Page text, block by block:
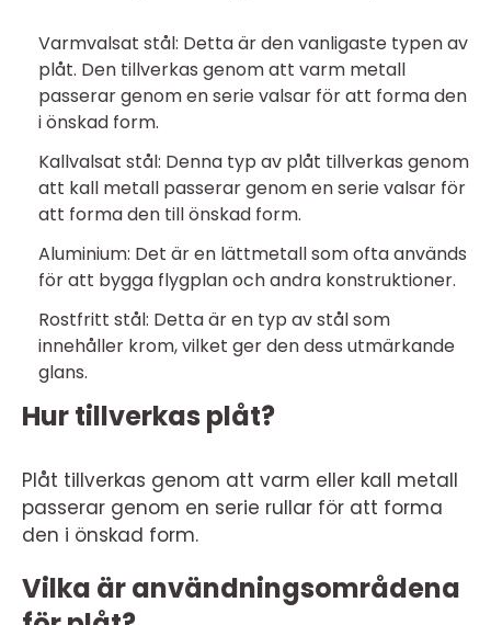
Varmvalsat stål: Detta är den vanligaste typen av
plåt. Den tillverkas genom att varm metall
passerar genom en serie valsar för att forma den
i önskad form.
Kallvalsat stål: Denna typ av plåt tillverkas genom
att kall metall passerar genom en serie valsar för
att forma den till önskad form.
Aluminium: Det är en lättmetall som ofta används
för att bygga flygplan och andra konstruktioner.
Rostfritt stål: Detta är en typ av stål som
innehåller krom, vilket ger den dess utmärkande
glans.
Hur tillverkas plåt?
Plåt tillverkas genom att varm eller kall metall
passerar genom en serie rullar för att forma
den i önskad form.
Vilka är användningsområdena